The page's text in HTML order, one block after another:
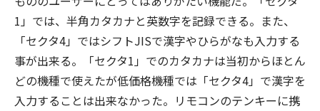
1」では、半角カタカナと英数字を記録できる。また、
「セクタ4」ではシフトJISで漢字やひらがなも入力する
事が出来る。「セクタ1」でのカタカナは当初からほとん
どの機種で使えたが低価格機種では「セクタ4」で漢字を
入力することは出来なかった。リモコンのテンキーに携